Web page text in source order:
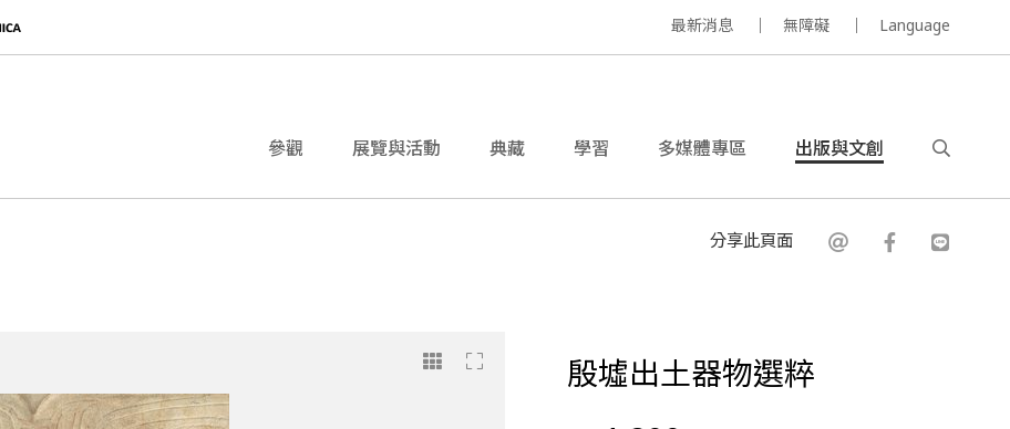
最新消息 無障礙 Language
參觀 展覽與活動 典藏 學習 多媒體專區 出版與文創
分享此頁面
殷墟出土器物選粹